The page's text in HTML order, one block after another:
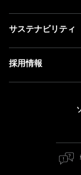
事業紹介
成長戦略「
人材戦略
投資家情報 トッ
経営方針
株式と社債に
サステナビリティ
サステナビリテ
トップメッセー
ESG方針・体制
マテリアリテ
採用情報
キャリア採用
障がい者採用